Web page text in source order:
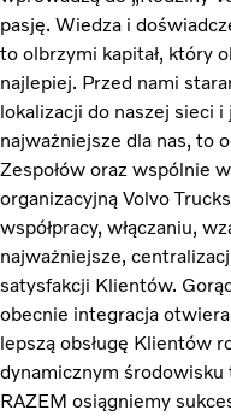
pasję. Wiedza i
to olbrzymi kapitał, który
najlepiej. Przed nami
lokalizacji do naszej sieci
najważniejsze dla nas, to
Zespołów oraz wspólnie
organizacyjną Volvo
współpracy, włączaniu,
najważniejsze,
satysfakcji Klientów.
obecnie integracja
lepszą obsługę Klientów
dynamicznym
RAZEM osiągniemy